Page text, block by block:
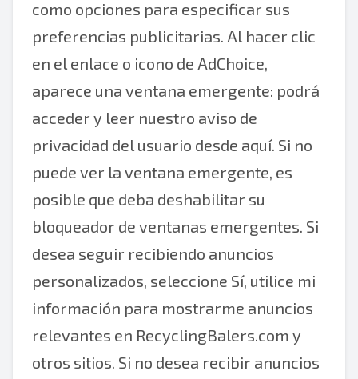
como opciones para especificar sus
preferencias publicitarias. Al hacer clic
en el enlace o icono de AdChoice,
aparece una ventana emergente: podrá
acceder y leer nuestro aviso de
privacidad del usuario desde aquí. Si no
puede ver la ventana emergente, es
posible que deba deshabilitar su
bloqueador de ventanas emergentes. Si
desea seguir recibiendo anuncios
personalizados, seleccione Sí, utilice mi
información para mostrarme anuncios
relevantes en RecyclingBalers.com y
otros sitios. Si no desea recibir anuncios